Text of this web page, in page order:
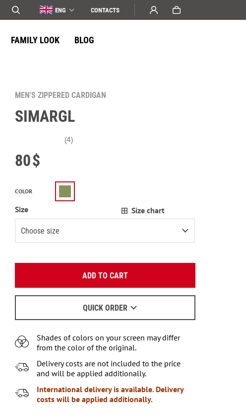
ENG СONTACTS
FAMILY LOOK BLOG
MEN'S ZIPPERED CARDIGAN
SIMARGL
(4)
80$
COLOR
Size Size chart
Choose size
M
XXL
XXXL Notify me
ADD TO CART
QUICK ORDER
Enter your email:
When to wait for an email - readhere.
Shades of colors on your screen may differ
from the color of the original.
Delivery costs are not included to the price
and will be applied additionally.
International delivery is available. Delivery
costs will be applied additionally.